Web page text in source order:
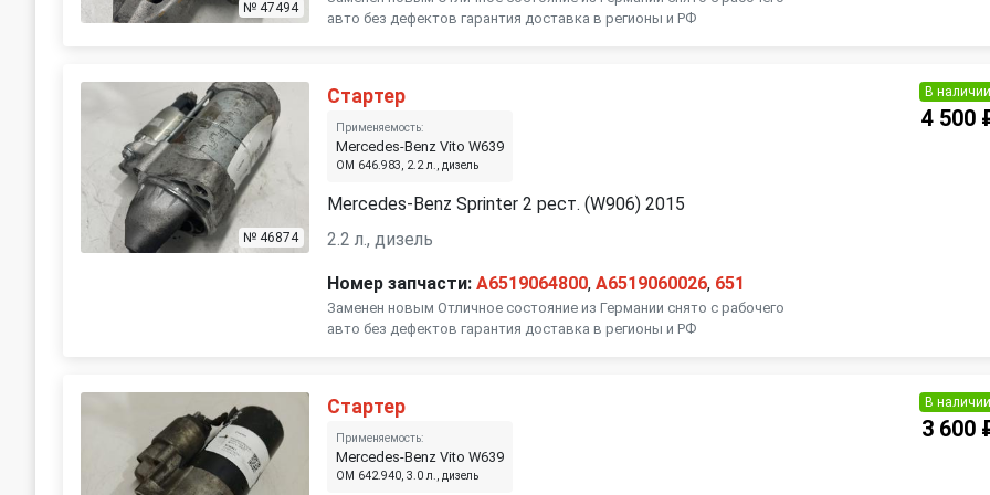
№ 47494
авто без дефектов гарантия доставка в регионы и РФ
№ 46874
Стартер
Применяемость:
Mercedes-Benz Vito W639
OM 646.983, 2.2 л., дизель
Mercedes-Benz Sprinter 2 рест. (W906) 2015
2.2 л., дизель
Номер запчасти: A6519064800,A6519060026, 651
Заменен новым Отличное состояние из Германии снято с рабочего
авто без дефектов гарантия доставка в регионы и РФ
В наличии
4 500
Стартер
Применяемость:
Mercedes-Benz Vito W639
OM 642.940, 3.0 л., дизель
В наличии
3 600